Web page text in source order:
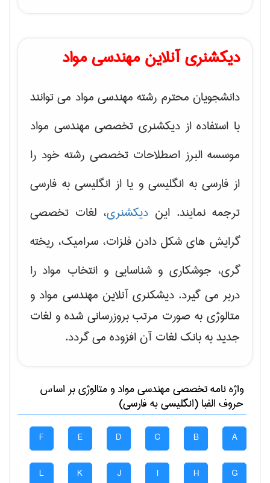
دیکشنری آنلاین مهندسی مواد
دانشجویان محترم رشته مهندسی مواد می توانند
با استفاده از دیکشنری تخصصی مهندسی مواد
موسسه البرز اصطلاحات تخصصی رشته خود را
از فارسی به انگلیسی و یا از انگلیسی به فارسی
ترجمه نمایند. این دیکشنری، لغات تخصصی
گرایش های شکل دادن فلزات، سرامیک، ریخته
گری، جوشکاری و شناسایی و انتخاب مواد را
دربر می گیرد. دیشکنری آنلاین مهندسی مواد و
متالوژی به صورت مرتب بروزرسانی شده و لغات
جدید به بانک لغات آن افزوده می گردد.
واژه نامه تخصصیمهندسی مواد و متالوژیبر اساس
حروف الفبا (انگلیسی به فارسی)
A
B
C
D
E
F
G
H
I
J
K
L